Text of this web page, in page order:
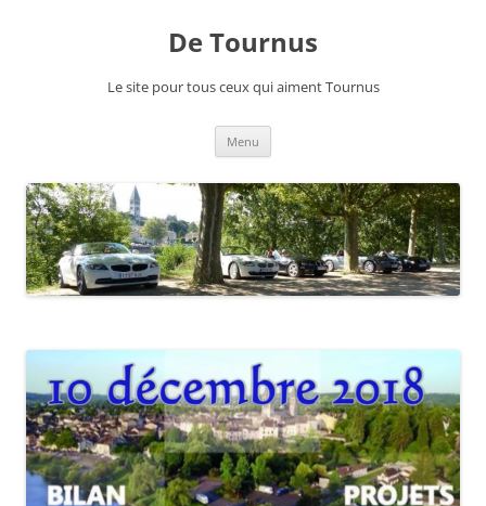
De Tournus
Le site pour tous ceux qui aiment Tournus
Menu